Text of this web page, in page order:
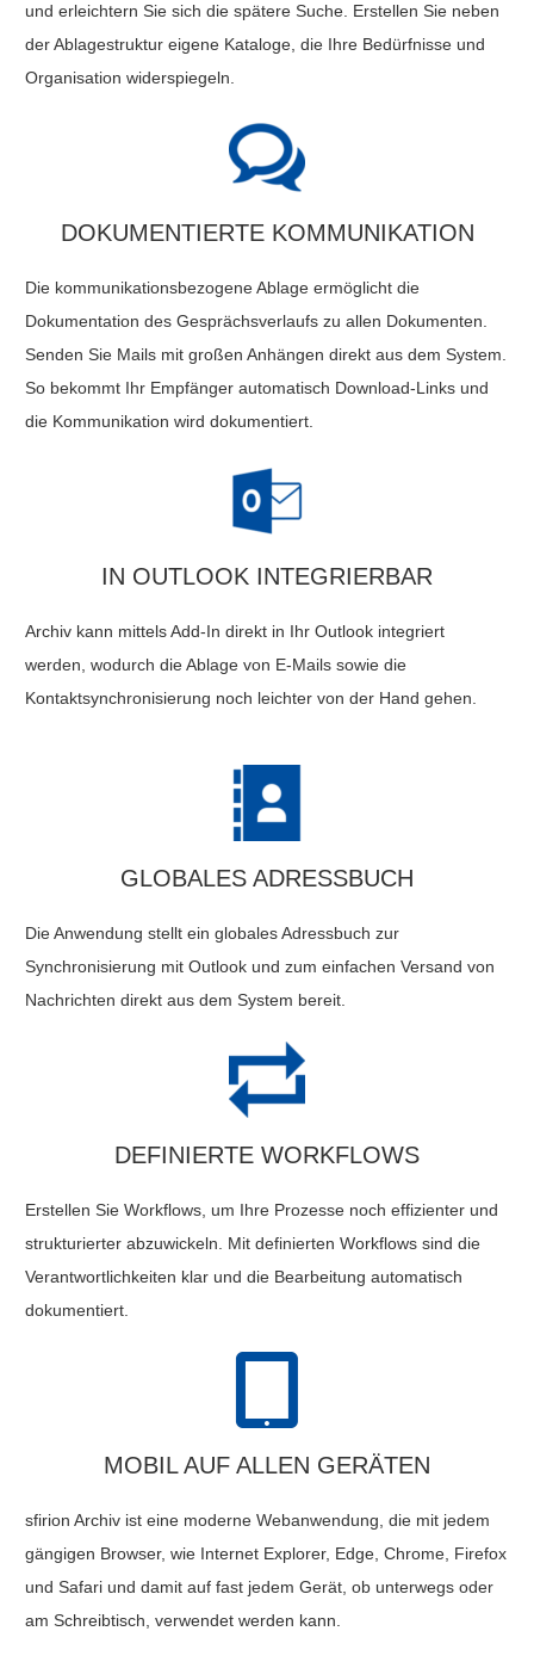
und erleichtern Sie sich die spätere Suche. Erstellen Sie neben
der Ablagestruktur eigene Kataloge, die Ihre Bedürfnisse und
Organisation widerspiegeln.
DOKUMENTIERTE KOMMUNIKATION
Die kommunikationsbezogene Ablage ermöglicht die
Dokumentation des Gesprächsverlaufs zu allen Dokumenten.
Senden Sie Mails mit großen Anhängen direkt aus dem System.
So bekommt Ihr Empfänger automatisch Download-Links und
die Kommunikation wird dokumentiert.
IN OUTLOOK INTEGRIERBAR
Archiv kann mittels Add-In direkt in Ihr Outlook integriert
werden, wodurch die Ablage von E-Mails sowie die
Kontaktsynchronisierung noch leichter von der Hand gehen.
GLOBALES ADRESSBUCH
Die Anwendung stellt ein globales Adressbuch zur
Synchronisierung mit Outlook und zum einfachen Versand von
Nachrichten direkt aus dem System bereit.
DEFINIERTE WORKFLOWS
Erstellen Sie Workflows, um Ihre Prozesse noch effizienter und
strukturierter abzuwickeln. Mit definierten Workflows sind die
Verantwortlichkeiten klar und die Bearbeitung automatisch
dokumentiert.
MOBIL AUF ALLEN GERÄTEN
sfirion Archiv ist eine moderne Webanwendung, die mit jedem
gängigen Browser, wie Internet Explorer, Edge, Chrome, Firefox
und Safari und damit auf fast jedem Gerät, ob unterwegs oder
am Schreibtisch, verwendet werden kann.